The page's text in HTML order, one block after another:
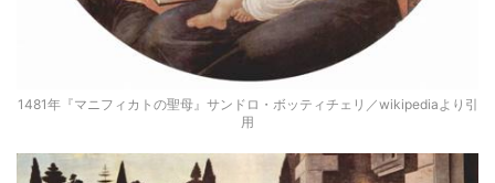
1481年『マニフィカトの聖母』サンドロ・ボッティチェリ／wikipediaより引
用